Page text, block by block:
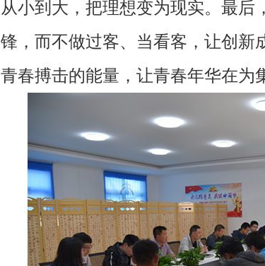
从小到大，把理想变为现实。最
锋，而不做过客、当看客，让创新
青春搏击的能量，让青春年华在为